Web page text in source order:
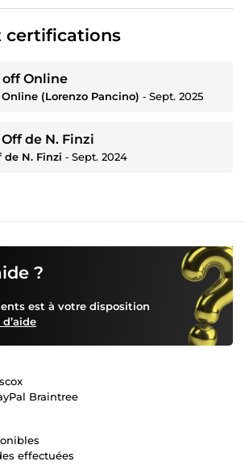
certifications
off Online
(Lorenzo Pancino) ‐ Sept. 2025
de N. Finzi
de N. Finzi ‐ Sept. 2024
?
est à votre disposition
Braintree
effectuées